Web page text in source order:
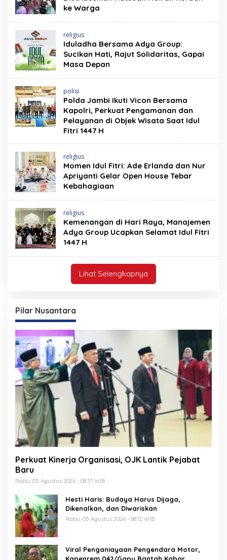
ke Warga
religius
Iduladha Bersama Adya Group:
Sucikan Hati, Rajut Solidaritas, Gapai
Masa Depan
polisi
Polda Jambi Ikuti Vicon Bersama
Kapolri, Perkuat Pengamanan dan
Pelayanan di Objek Wisata Saat Idul
Fitri 1447 H
religius
Momen Idul Fitri: Ade Erlanda dan Nur
Apriyanti Gelar Open House Tebar
Kebahagiaan
religius
Kemenangan di Hari Raya, Manajemen
Adya Group Ucapkan Selamat Idul Fitri
1447 H
Lihat Selengkapnya
Pilar Nusantara
Perkuat Kinerja Organisasi, OJK Lantik Pejabat
Baru
Rabu, 05 Agustus 2026 - 08:51 WIB
Hesti Haris: Budaya Harus Dijaga,
Dikenalkan, dan Diwariskan
Rabu, 05 Agustus 2026 - 08:12 WIB
Viral Penganiayaan Pengendara Motor,
Kapenrem 042/Gapu Bantah Kabar